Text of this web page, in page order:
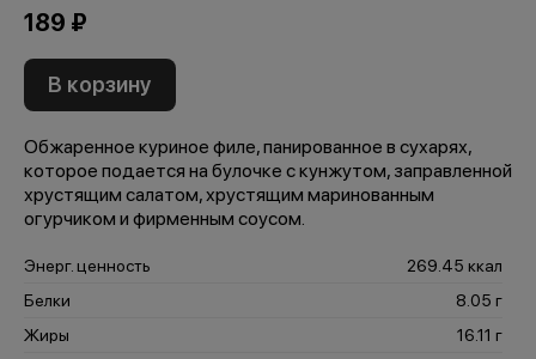
189 ₽
В корзину
Обжаренное куриное филе, панированное в сухарях,
которое подается на булочке с кунжутом, заправленной
хрустящим салатом, хрустящим маринованным
огурчиком и фирменным соусом.
Энерг. ценность
269.45 ккал
Белки
8.05 г
Жиры
16.11 г